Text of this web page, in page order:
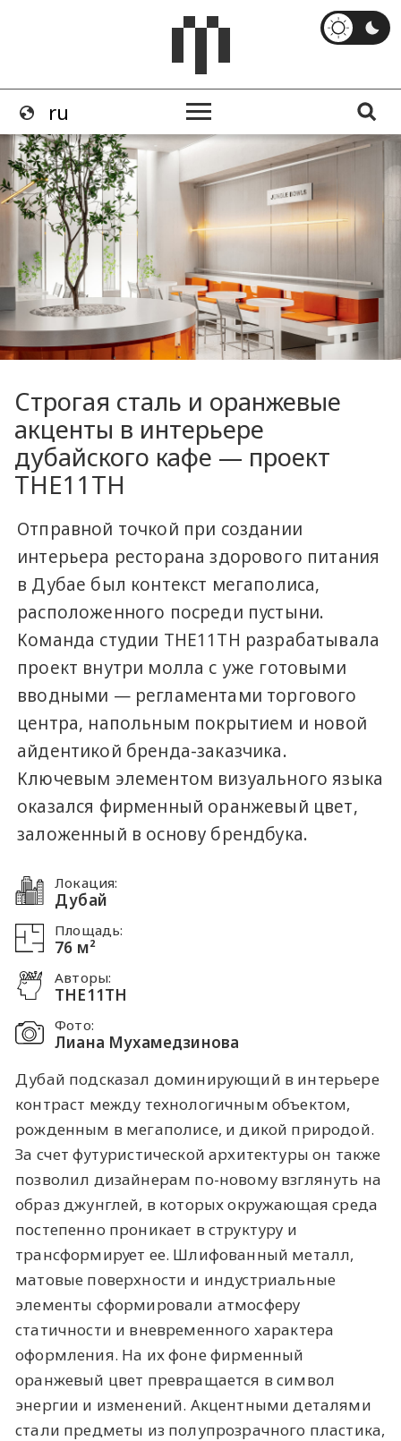
Строгая сталь и оранжевые
акценты в интерьере
дубайского кафе — проект
THE11TH
Отправной точкой при создании
интерьера ресторана здорового питания
в Дубае был контекст мегаполиса,
расположенного посреди пустыни.
Команда студии THE11TH разрабатывала
проект внутри молла с уже готовыми
вводными — регламентами торгового
центра, напольным покрытием и новой
айдентикой бренда-заказчика.
Ключевым элементом визуального языка
оказался фирменный оранжевый цвет,
заложенный в основу брендбука.
Локация:
Дубай
Площадь:
76 м²
Авторы:
THE11TH
Фото:
Лиана Мухамедзинова
Дубай подсказал доминирующий в интерьере
контраст между технологичным объектом,
рожденным в мегаполисе, и дикой природой.
За счет футуристической архитектуры он также
позволил дизайнерам по-новому взглянуть на
образ джунглей, в которых окружающая среда
постепенно проникает в структуру и
трансформирует ее. Шлифованный металл,
матовые поверхности и индустриальные
элементы сформировали атмосферу
статичности и вневременного характера
оформления. На их фоне фирменный
оранжевый цвет превращается в символ
энергии и изменений. Акцентными деталями
стали предметы из полупрозрачного пластика,